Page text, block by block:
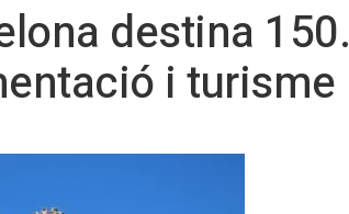
destina
i turisme